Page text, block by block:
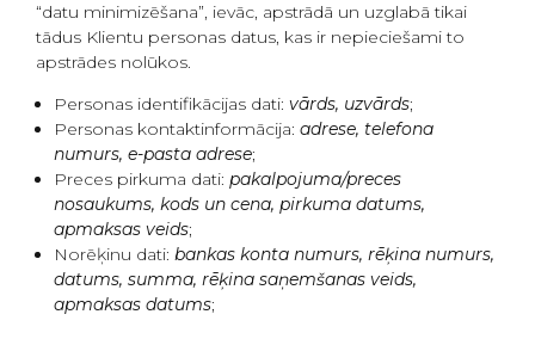
“datu minimizēšana”, ievāc, apstrādā un uzglabā tikai
tādus Klientu personas datus, kas ir nepieciešami to
apstrādes nolūkos.
Personas identifikācijas dati: vārds, uzvārds;
Personas kontaktinformācija: adrese, telefona
numurs, e-pasta adrese;
Preces pirkuma dati: pakalpojuma/preces
nosaukums, kods un cena, pirkuma datums,
apmaksas veids;
Norēķinu dati: bankas konta numurs, rēķina numurs,
datums, summa, rēķina saņemšanas veids,
apmaksas datums;